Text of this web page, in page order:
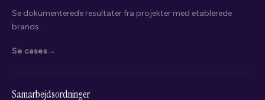
Se dokumenterede resultater fra projekter med etablerede
brands.
Se cases
Samarbejdsordninger